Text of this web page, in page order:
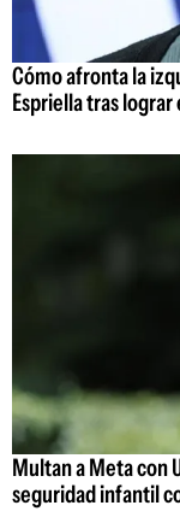
Cómo afronta la
Espriella tras
Multan a Meta con
seguridad infantil